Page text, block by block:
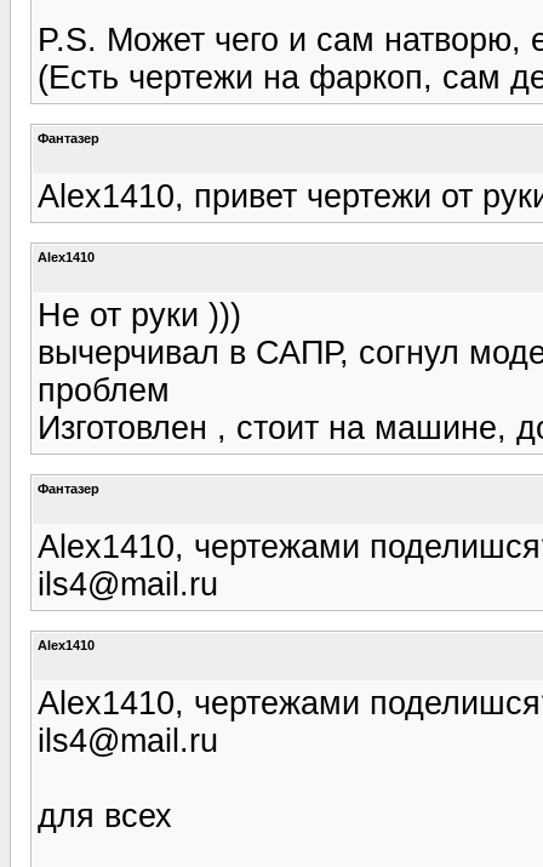
P.S. Может чего и сам натворю,
(Есть чертежи на фаркоп, сам
Фантазер
Alex1410, привет чертежи от
Alex1410
Не от руки )))
вычерчивал в САПР, согнул
проблем
Изготовлен , стоит на машине,
Фантазер
Alex1410, чертежами
ils4@mail.ru
Alex1410
Alex1410, чертежами
ils4@mail.ru
для всех